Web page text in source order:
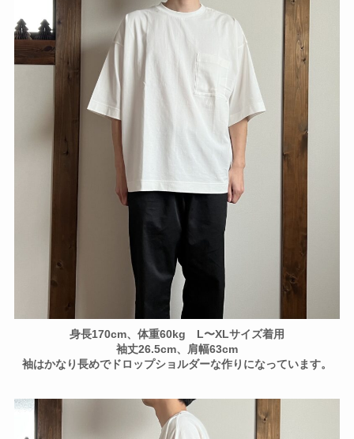
身長170cm、体重60kg L〜XLサイズ着用
袖丈26.5cm、肩幅63cm
袖はかなり長めでドロップショルダーな作りになっています。